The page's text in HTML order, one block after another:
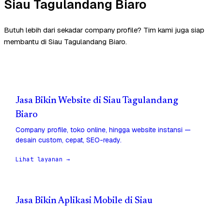
Siau Tagulandang Biaro
Butuh lebih dari sekadar company profile? Tim kami juga siap
membantu di Siau Tagulandang Biaro.
Jasa Bikin Website di Siau Tagulandang
Biaro
Company profile, toko online, hingga website instansi —
desain custom, cepat, SEO-ready.
Lihat layanan →
Jasa Bikin Aplikasi Mobile di Siau